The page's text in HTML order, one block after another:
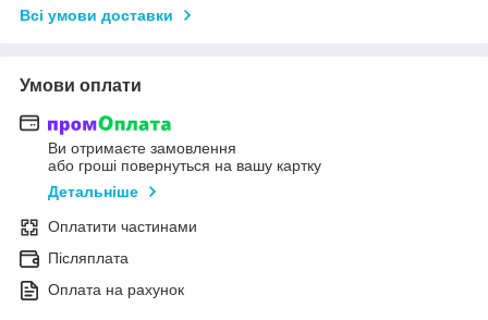
Всі умови доставки
Умови оплати
Ви отримаєте замовлення
або гроші повернуться на вашу картку
Детальніше
Оплатити частинами
Післяплата
Оплата на рахунок